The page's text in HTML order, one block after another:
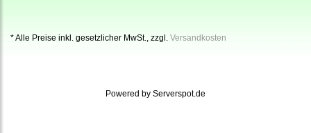
* Alle Preise inkl. gesetzlicher MwSt., zzgl. Versandkosten
Powered by Serverspot.de